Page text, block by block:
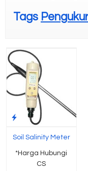
Tags
Soil Salinity Meter
*Harga Hubungi
CS